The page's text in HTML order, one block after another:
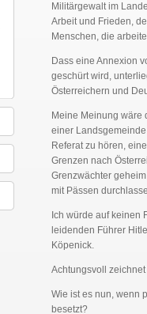
Militärgewalt im
Arbeit und Frieden,
Menschen, die
Dass eine Annexion
geschürt wird,
Österreichern und
Meine Meinung wäre
einer
Referat zu hören,
Grenzen nach
Grenzwächter
mit Pässen
Ich würde auf keinen
leidenden Führer
Köpenick.
Achtungsvoll zeichnet
Wie ist es nun, wenn
besetzt?